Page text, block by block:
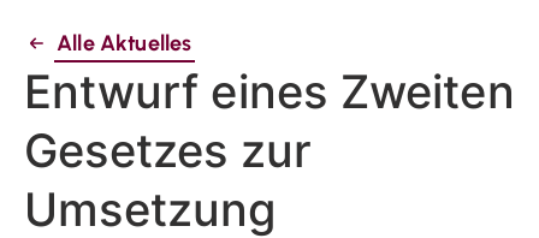
Alle Aktuelles
Entwurf eines Zweiten
Gesetzes zur
Umsetzung